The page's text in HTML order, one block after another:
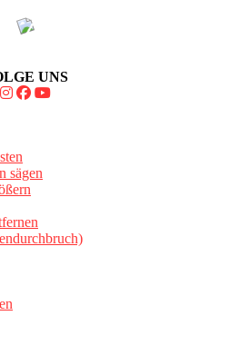
UNS
sägen